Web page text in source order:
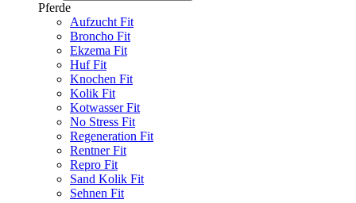
Pferde
Aufzucht Fit
Broncho Fit
Ekzema Fit
Huf Fit
Knochen Fit
Kolik Fit
Kotwasser Fit
No Stress Fit
Regeneration Fit
Rentner Fit
Repro Fit
Sand Kolik Fit
Sehnen Fit